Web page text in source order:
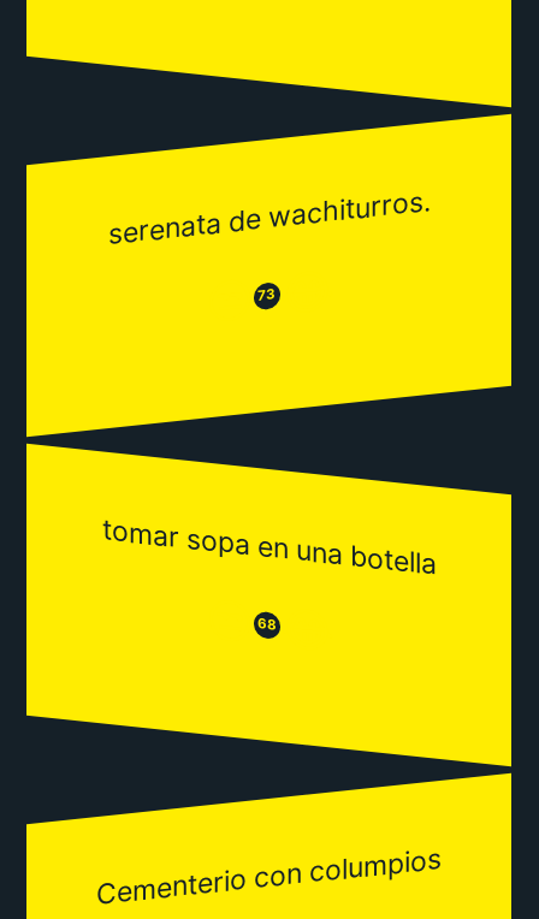
serenata de wachiturros.
😒 73 😂
tomar sopa en una botella
😒68 😂
Cementerio con columpios